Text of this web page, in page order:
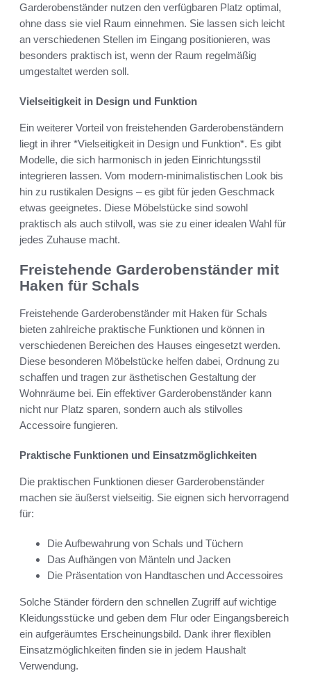
Garderobenständer nutzen den verfügbaren Platz optimal,
ohne dass sie viel Raum einnehmen. Sie lassen sich leicht
an verschiedenen Stellen im Eingang positionieren, was
besonders praktisch ist, wenn der Raum regelmäßig
umgestaltet werden soll.
Vielseitigkeit in Design und Funktion
Ein weiterer Vorteil von freistehenden Garderobenständern
liegt in ihrer *Vielseitigkeit in Design und Funktion*. Es gibt
Modelle, die sich harmonisch in jeden Einrichtungsstil
integrieren lassen. Vom modern-minimalistischen Look bis
hin zu rustikalen Designs – es gibt für jeden Geschmack
etwas geeignetes. Diese Möbelstücke sind sowohl
praktisch als auch stilvoll, was sie zu einer idealen Wahl für
jedes Zuhause macht.
Freistehende Garderobenständer mit
Haken für Schals
Freistehende Garderobenständer mit Haken für Schals
bieten zahlreiche praktische Funktionen und können in
verschiedenen Bereichen des Hauses eingesetzt werden.
Diese besonderen Möbelstücke helfen dabei, Ordnung zu
schaffen und tragen zur ästhetischen Gestaltung der
Wohnräume bei. Ein effektiver Garderobenständer kann
nicht nur Platz sparen, sondern auch als stilvolles
Accessoire fungieren.
Praktische Funktionen und Einsatzmöglichkeiten
Die praktischen Funktionen dieser Garderobenständer
machen sie äußerst vielseitig. Sie eignen sich hervorragend
für:
Die Aufbewahrung von Schals und Tüchern
Das Aufhängen von Mänteln und Jacken
Die Präsentation von Handtaschen und Accessoires
Solche Ständer fördern den schnellen Zugriff auf wichtige
Kleidungsstücke und geben dem Flur oder Eingangsbereich
ein aufgeräumtes Erscheinungsbild. Dank ihrer flexiblen
Einsatzmöglichkeiten finden sie in jedem Haushalt
Verwendung.